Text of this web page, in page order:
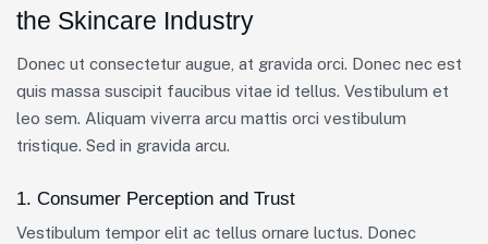
the Skincare Industry
Donec ut consectetur augue, at gravida orci. Donec nec est
quis massa suscipit faucibus vitae id tellus. Vestibulum et
leo sem. Aliquam viverra arcu mattis orci vestibulum
tristique. Sed in gravida arcu.
1. Consumer Perception and Trust
Vestibulum tempor elit ac tellus ornare luctus. Donec